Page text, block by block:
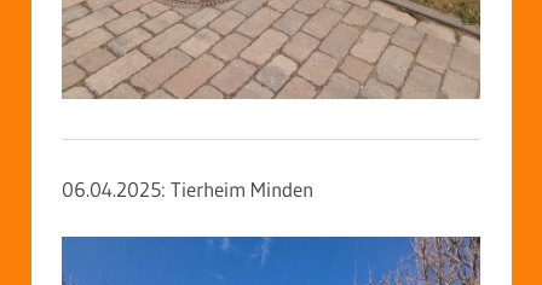
06.04.2025: Tierheim Minden